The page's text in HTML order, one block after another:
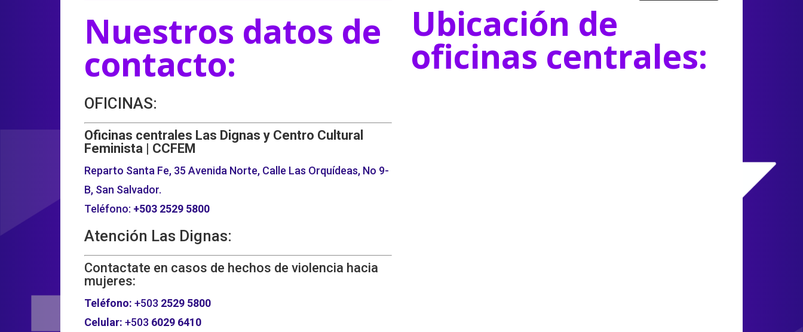
Nuestros datos de
contacto:
OFICINAS:
Oficinas centrales Las Dignas y Centro Cultural
Feminista | CCFEM
Reparto Santa Fe, 35 Avenida Norte, Calle Las Orquídeas, No 9-
B, San Salvador.
Teléfono: +503 2529 5800
Atención Las Dignas:
Contactate en casos de hechos de violencia hacia
mujeres:
Teléfono: +503 2529 5800
Celular: +503 6029 6410
Ubicación de
oficinas centrales: